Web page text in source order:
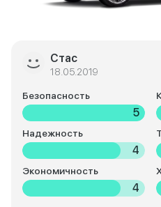
Стас
18.05.2019
Безопасность
5
Надежность
4
Экономичность
4